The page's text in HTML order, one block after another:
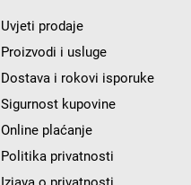
Uvjeti prodaje
Proizvodi i usluge
Dostava i rokovi isporuke
Sigurnost kupovine
Online plaćanje
Politika privatnosti